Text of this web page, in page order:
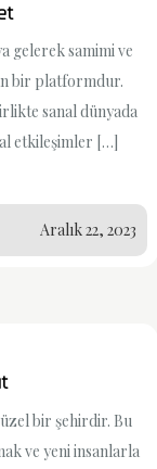
gelerek samimi ve
bir platformdur.
sanal dünyada
etkileşimler […]
Aralık 22, 2023
bir şehirdir. Bu
ve yeni insanlarla